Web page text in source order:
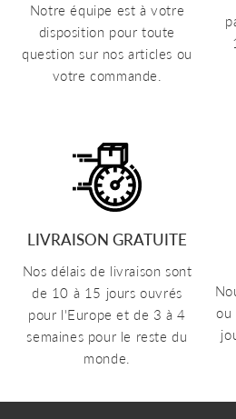
Notre équipe est à votre
disposition pour toute
question sur nos articles ou
votre commande.
LIVRAISON GRATUITE
Nos délais de livraison sont
de 10 à 15 jours ouvrés
pour l'Europe et de 3 à 4
semaines pour le reste du
monde.
ou